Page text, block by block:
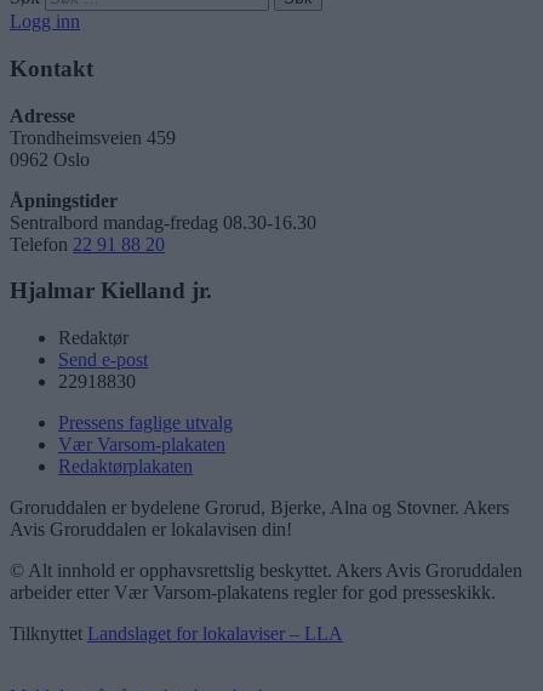
Logg inn
Kontakt
Adresse
Trondheimsveien 459
0962 Oslo
Åpningstider
Sentralbord mandag-fredag 08.30-16.30
Telefon 22 91 88 20
Hjalmar Kielland jr.
Redaktør
Send e-post
22918830
Pressens faglige utvalg
Vær Varsom-plakaten
Redaktørplakaten
Groruddalen er bydelene Grorud, Bjerke, Alna og Stovner. Akers
Avis Groruddalen er lokalavisen din!
© Alt innhold er opphavsrettslig beskyttet. Akers Avis Groruddalen
arbeider etter Vær Varsom-plakatens regler for god presseskikk.
Tilknyttet Landslaget for lokalaviser – LLA